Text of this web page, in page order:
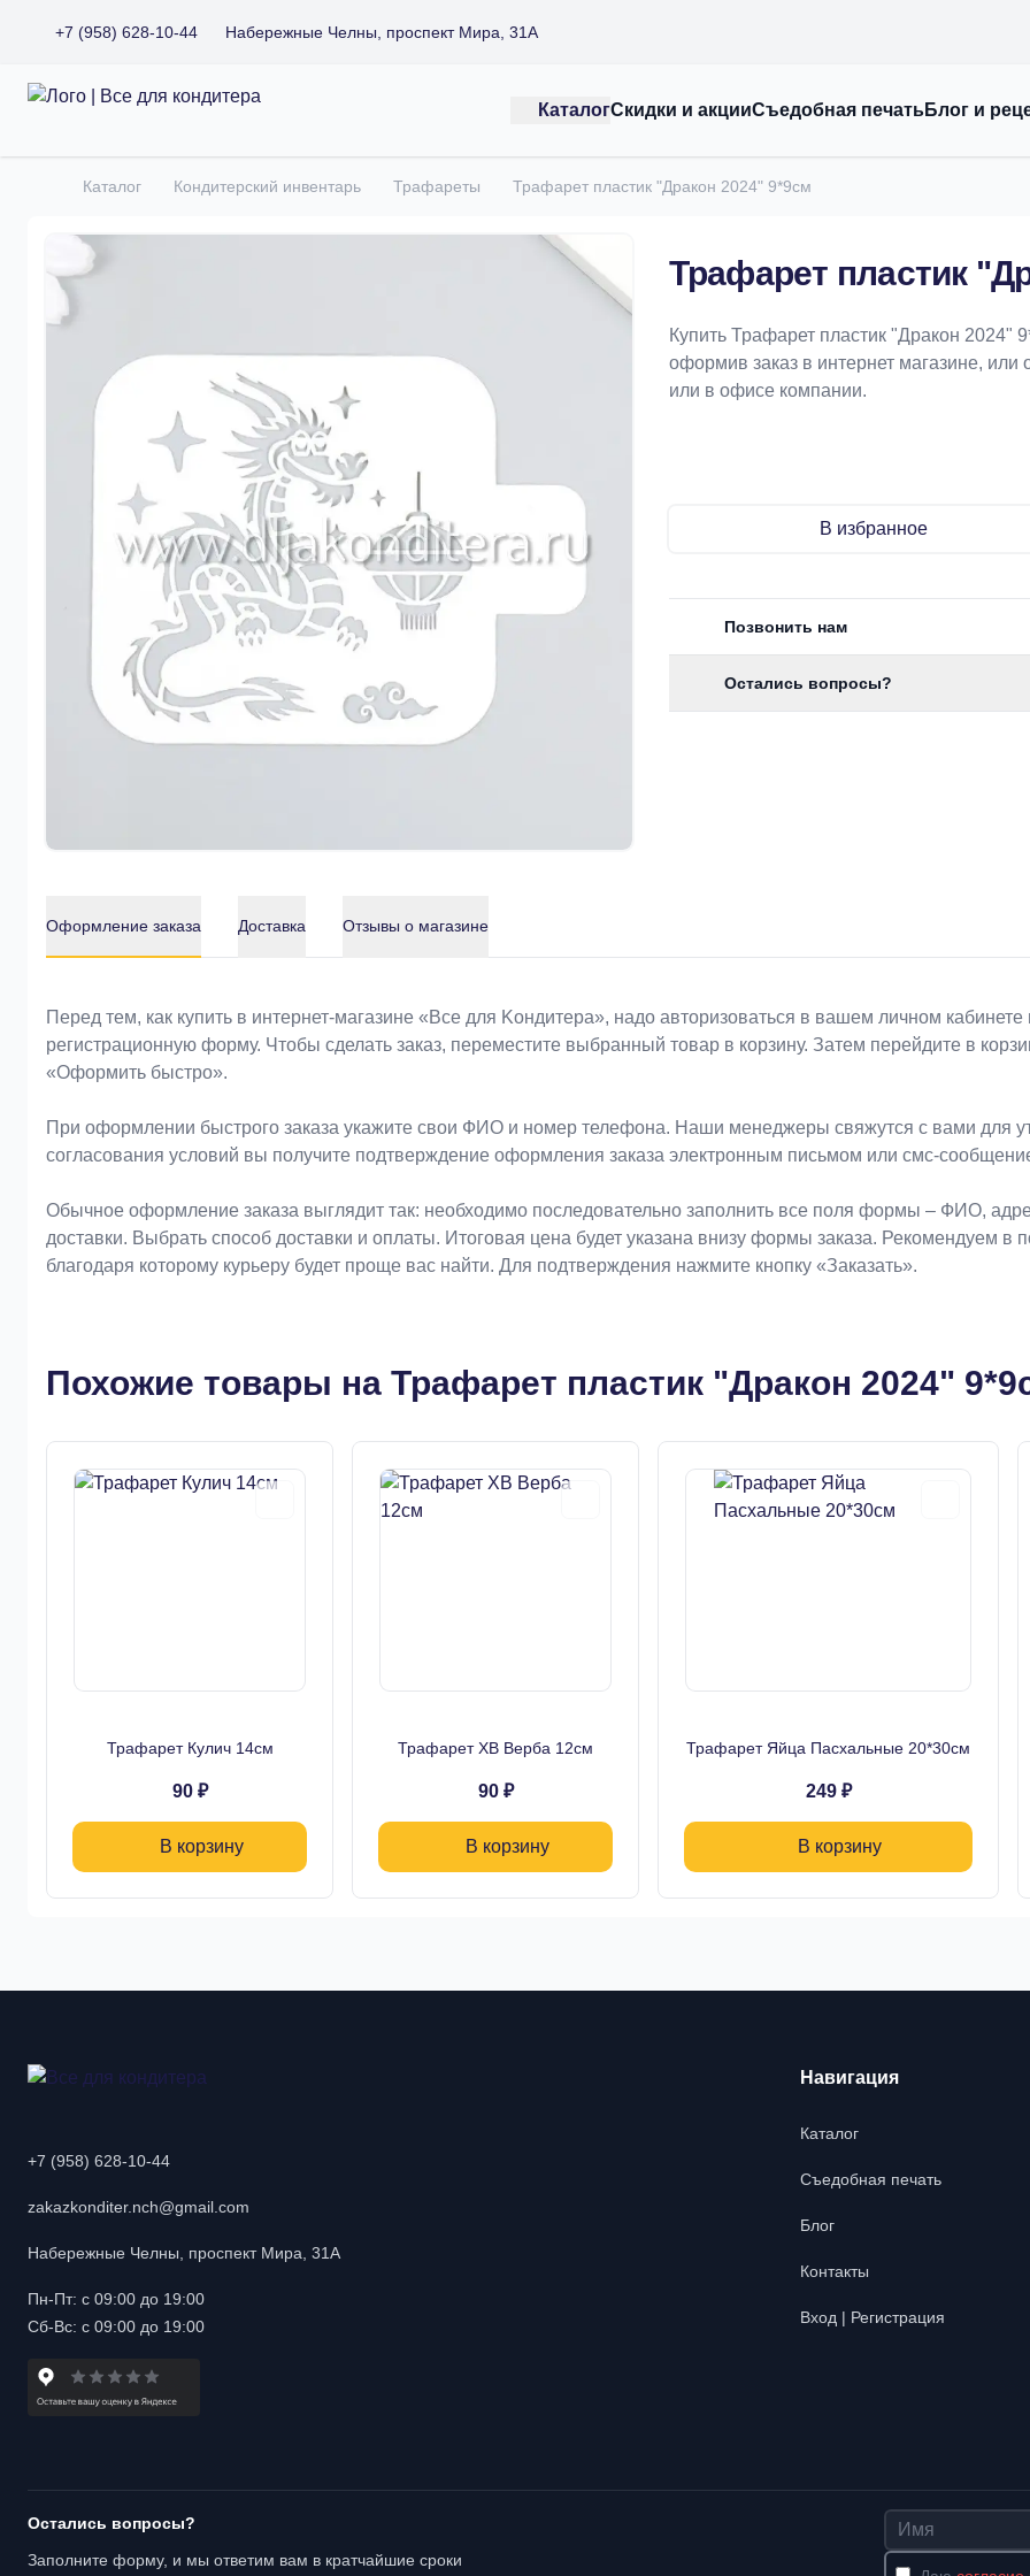
+7 (958) 628-10-44 Набережные Челны, проспект Мира, 31А
Все для кондитера
КаталогСкидки и акцииСъедобная печатьБлог и
Главная
Каталог Кондитерский инвентарь Трафареты Трафарет пластик "Дракон 2024" 9*9см
Трафарет пластик
Купить Трафарет пластик "Дракон
оформив заказ в интернет магазине, или
или в офисе компании.
В избранное
Позвонить нам
Остались вопросы?
Оформление заказа Доставка Отзывы о магазине
Оформление заказа
Перед тем, как купить в интернет-магазине «Bce для Koндитeрa», надо авторизоваться в вашем личном
регистрационную форму. Чтобы сделать заказ, переместите выбранный товар в корзину. Затем перейдите в
«Оформить быстро».
При оформлении быстрого заказа укажите свои ФИО и номер телефона. Наши менеджеры свяжутся с вами для
согласования условий вы получите подтверждение оформления заказа электронным письмом или смс-
Обычное оформление заказа выглядит так: необходимо последовательно заполнить все поля формы – ФИО,
доставки. Выбрать способ доставки и оплаты. Итоговая цена будет указана внизу формы заказа. Рекомендуем в
благодаря которому курьеру будет проще вас найти. Для подтверждения нажмите кнопку «Заказать».
Похожие товары на Трафарет пластик "Дракон 2024"
Трафарет Кулич 14см
90 ₽
В корзину
Трафарет ХВ Верба 12см
90 ₽
В корзину
Трафарет Яйца Пасхальные 20*30см
249 ₽
В корзину
+7 (958) 628-10-44
zakazkonditer.nch@gmail.com
Набережные Челны, проспект Мира, 31А
Пн-Пт: с 09:00 до 19:00
Сб-Вс: с 09:00 до 19:00
Навигация
Каталог
Съедобная печать
Блог
Контакты
Вход | Регистрация
Остались вопросы?
Заполните форму, и мы ответим вам в кратчайшие сроки
Имя